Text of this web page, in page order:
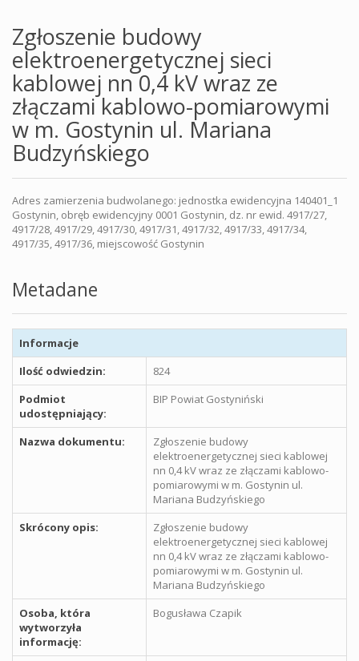
Zgłoszenie budowy
elektroenergetycznej sieci
kablowej nn 0,4 kV wraz ze
złączami kablowo-pomiarowymi
w m. Gostynin ul. Mariana
Budzyńskiego
Adres zamierzenia budwolanego: jednostka ewidencyjna 140401_1
Gostynin, obręb ewidencyjny 0001 Gostynin, dz. nr ewid. 4917/27,
4917/28, 4917/29, 4917/30, 4917/31, 4917/32, 4917/33, 4917/34,
4917/35, 4917/36, miejscowość Gostynin
Metadane
Informacje
Ilość odwiedzin:
824
Podmiot
udostępniający:
BIP Powiat Gostyniński
Nazwa dokumentu:
Zgłoszenie budowy
elektroenergetycznej sieci kablowej
nn 0,4 kV wraz ze złączami kablowo-
pomiarowymi w m. Gostynin ul.
Mariana Budzyńskiego
Skrócony opis:
Zgłoszenie budowy
elektroenergetycznej sieci kablowej
nn 0,4 kV wraz ze złączami kablowo-
pomiarowymi w m. Gostynin ul.
Mariana Budzyńskiego
Osoba, która
wytworzyła
informację:
Bogusława Czapik